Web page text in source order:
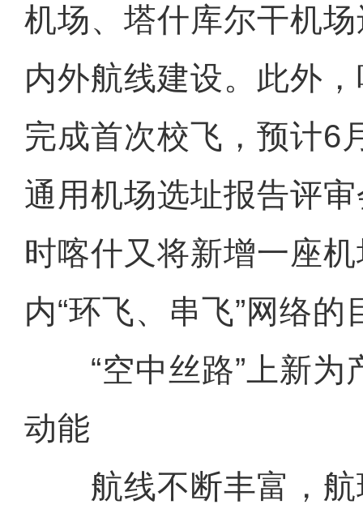
机场、塔什库尔干机
内外航线建设。此外
完成首次校飞，预计6
通用机场选址报告评
时喀什又将新增一座
内“环飞、串飞”网络的
“空中丝路”上新为
动能
航线不断丰富，航